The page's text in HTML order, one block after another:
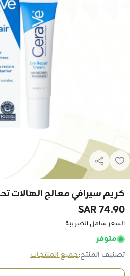
كريم سيرافي معالج الهالات تحت
74.90 SAR
السعر شامل الضريبة
متوفر
تصنيف المنتج:جميع المنتجات